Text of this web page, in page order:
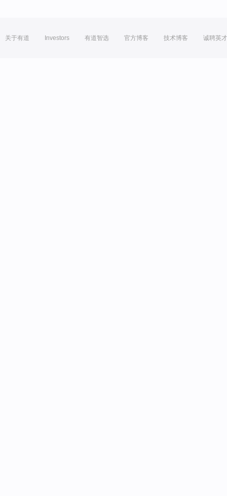
关于有道 Investors 有道智选 官方博客 技术博客 诚聘英才